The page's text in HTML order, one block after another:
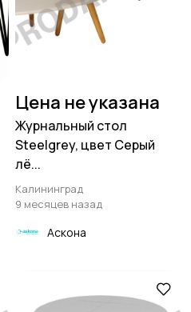
Цена не указана
Журнальный стол
Steelgrey, цвет Серый
лё...
Калининград
9 месяцев назад
Аскона